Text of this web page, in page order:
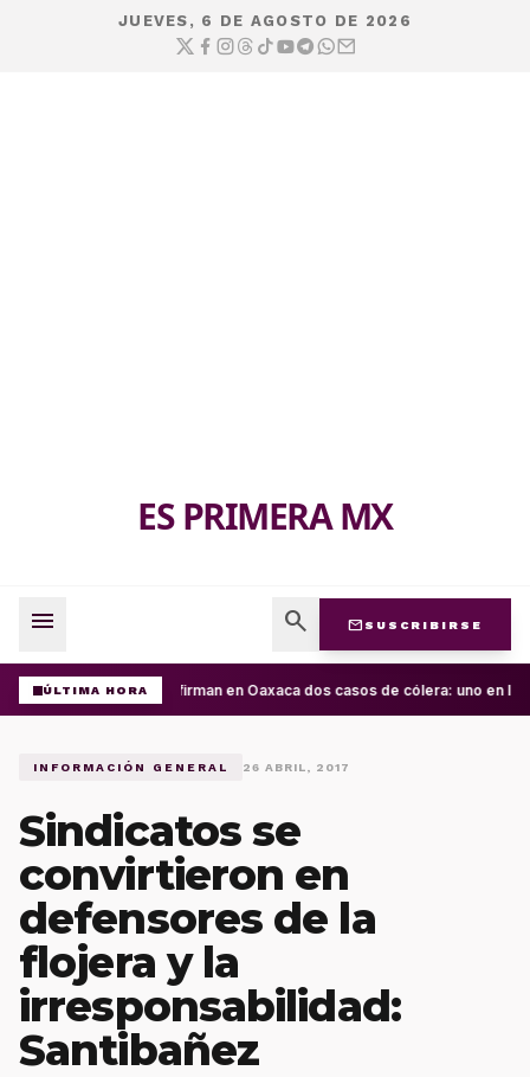
JUEVES, 6 DE AGOSTO DE 2026
ES PRIMERA MX
menu search mail SUSCRIBIRSE
ÚLTIMA HORAConfirman en Oaxaca dos casos de cólera: uno en la
INFORMACIÓN GENERAL 26 ABRIL, 2017
Sindicatos se
convirtieron en
defensores de la
flojera y la
irresponsabilidad:
Santibañez